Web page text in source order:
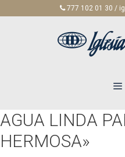
777 102 01 30 /
AGUA LINDA
HERMOSA»